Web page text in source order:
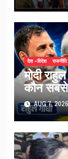
देश -विदेश राजनीति
मोदी
कौन सबसे
तस्वीर…
AUG 7, 2026